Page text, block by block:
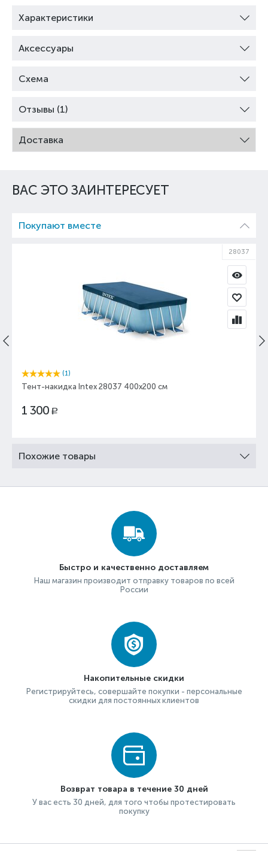
Характеристики
Аксессуары
Схема
Отзывы (1)
Доставка
ВАС ЭТО ЗАИНТЕРЕСУЕТ
Покупают вместе
28037
(1)
Тент-накидка Intex 28037 400x200 см
1 300 Р
Похожие товары
Быстро и качественно доставляем
Наш магазин производит отправку товаров по всей
России
Накопительные скидки
Регистрируйтесь, совершайте покупки - персональные
скидки для постоянных клиентов
Возврат товара в течение 30 дней
У вас есть 30 дней, для того чтобы протестировать
покупку